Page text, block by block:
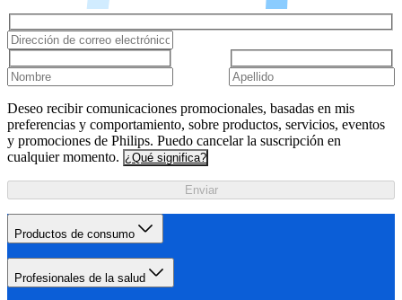
Deseo recibir comunicaciones promocionales, basadas en mis
preferencias y comportamiento, sobre productos, servicios, eventos
y promociones de Philips. Puedo cancelar la suscripción en
cualquier momento. ¿Qué significa?
Enviar
Productos de consumo
Profesionales de la salud